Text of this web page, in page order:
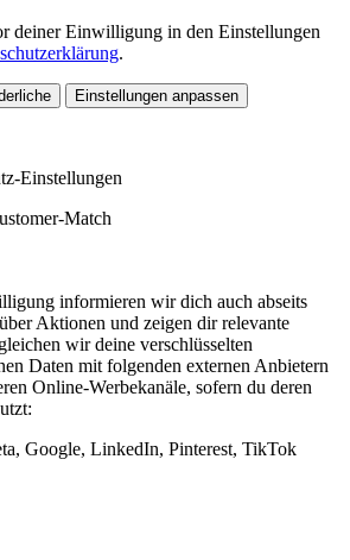
deiner Einwilligung in den Einstellungen
.
Einstellungen anpassen
Einstellungen
Match
informieren wir dich auch abseits
Aktionen und zeigen dir relevante
wir deine verschlüsselten
Daten mit folgenden externen Anbietern
Online-Werbekanäle, sofern du deren
Google, LinkedIn, Pinterest, TikTok